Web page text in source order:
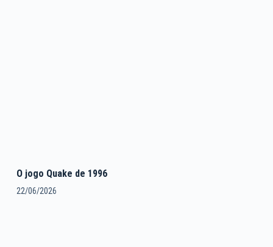
O jogo Quake de 1996
22/06/2026